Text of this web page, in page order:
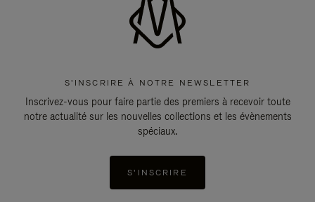
S'INSCRIRE À NOTRE NEWSLETTER
Inscrivez-vous pour faire partie des premiers à recevoir toute
notre actualité sur les nouvelles collections et les évènements
spéciaux.
S'INSCRIRE